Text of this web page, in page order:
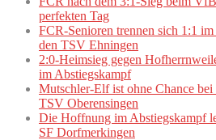
perfekten Tag
FCR-Senioren trennen sich 1:1
den TSV Ehningen
2:0-Heimsieg gegen
im Abstiegskampf
Mutschler-Elf ist ohne Chance
TSV Oberensingen
Die Hoffnung im Abstiegskampf
SF Dorfmerkingen